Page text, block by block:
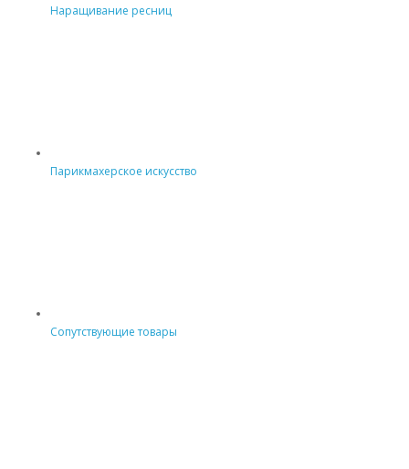
Наращивание ресниц
Парикмахерское искусство
Сопутствующие товары